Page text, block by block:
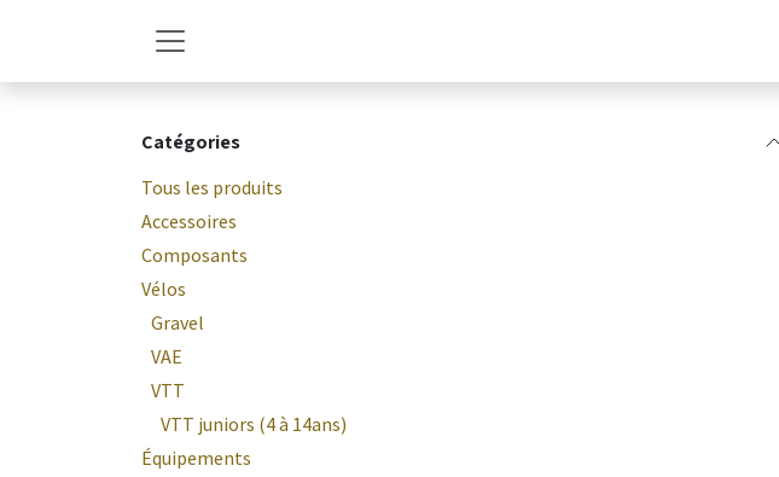
Catégories
Tous les produits
Accessoires
Composants
Vélos
Gravel
VAE
VTT
VTT juniors (4 à 14ans)
Équipements